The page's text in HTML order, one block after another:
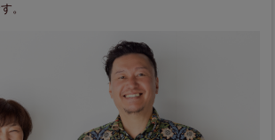
。